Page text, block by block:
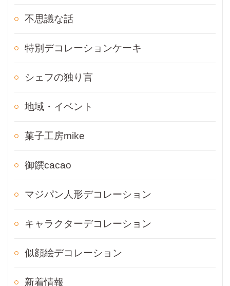
不思議な話
特別デコレーションケーキ
シェフの独り言
地域・イベント
菓子工房mike
御饌cacao
マジパン人形デコレーション
キャラクターデコレーション
似顔絵デコレーション
新着情報